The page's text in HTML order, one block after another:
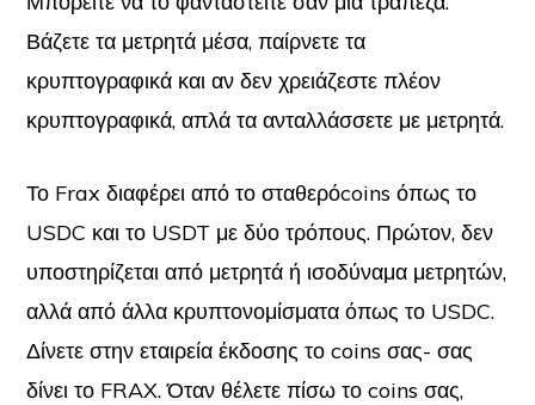
Βάζετε τα μετρητά μέσα, παίρνετε τα
κρυπτογραφικά και αν δεν χρειάζεστε πλέον
κρυπτογραφικά, απλά τα ανταλλάσσετε με μετρητά.
Το Frax διαφέρει από το σταθερόcoins όπως το
USDC και το USDT με δύο τρόπους. Πρώτον, δεν
υποστηρίζεται από μετρητά ή ισοδύναμα μετρητών,
αλλά από άλλα κρυπτονομίσματα όπως το USDC.
Δίνετε στην εταιρεία έκδοσης το coins σας- σας
δίνει το FRAX. Όταν θέλετε πίσω το coins σας,